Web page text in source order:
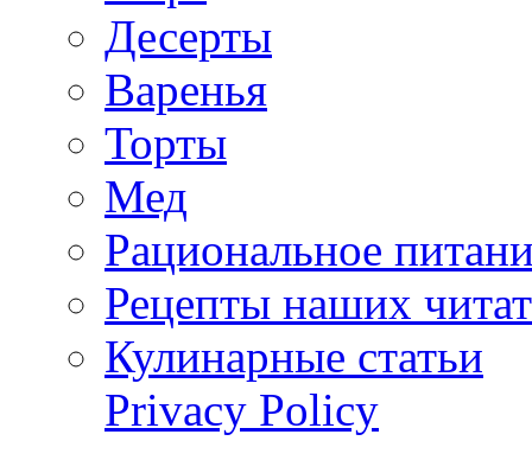
Десерты
Варенья
Торты
Мед
Рациональное
Рецепты наших
Кулинарные статьи
Privacy Policy